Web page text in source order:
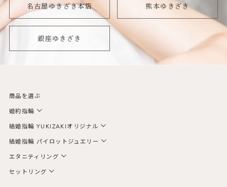
名古屋ゆきざき本店 熊本ゆきざき
銀座ゆきざき
商品を選ぶ
婚約指輪
結婚指輪 YUKIZAKIオリジナル
結婚指輪 パイロットジュエリー
エタニティリング
セットリング